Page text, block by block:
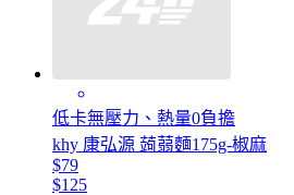
低卡無壓力、熱量0負擔
khy 康弘源 蒟蒻麵175g-椒麻
$79
$125